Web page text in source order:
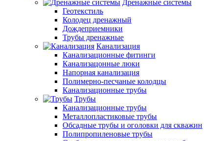
Дренажные системы
Геотекстиль
Колодец дренажный
Дождеприемники
Трубы дренажные
Канализация
Канализационные фитинги
Канализацонные люки
Напорная канализация
Полимерно-песчаные колодцы
Канализационные трубы
Трубы
Канализационные трубы
Металлопластиковые трубы
Обсадные трубы и оголовки для скважин
Полипропиленовые трубы